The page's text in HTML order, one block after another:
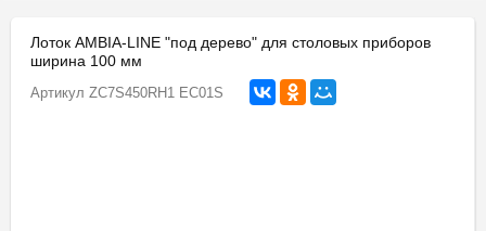
Лоток AMBIA-LINE "под дерево" для столовых приборов
ширина 100 мм
Артикул ZC7S450RH1 EC01S